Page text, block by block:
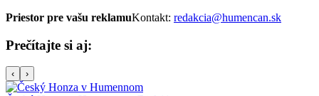
Priestor pre vašu reklamuKontakt: redakcia@humencan.sk
Prečítajte si aj:
‹ ›